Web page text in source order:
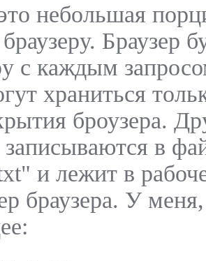
небольшая
Браузер
с каждым
храниться
броузера.
в
и лежит в
браузера. У